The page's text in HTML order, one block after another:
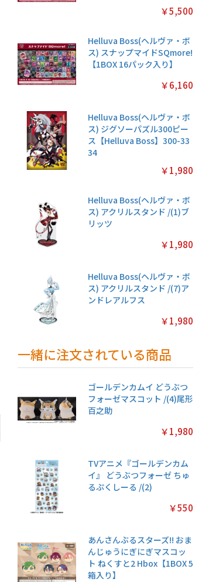
アニメ『僕のヒー
ローアカデミア』
ちみけもますこっ
￥2,200
名探偵プリキュア!
プリキラシールコ
￥2,200
ちいか
クショ
￥5,500
Helluva Boss(ヘルヴァ・ボ
ス) スナップマイドSQmore!
【1BOX 16パック入り】
￥6,160
Helluva Boss(ヘルヴァ・ボ
ス) ジグソーパズル300ピー
ス【Helluva Boss】300-33
34
￥1,980
Helluva Boss(ヘルヴァ・ボ
ス) アクリルスタンド /(1)ブ
リッツ
￥1,980
Helluva Boss(ヘルヴァ・ボ
ス) アクリルスタンド /(7)ア
ンドレアルフス
￥1,980
一緒に注文されている商品
ゴールデンカムイ どうぶつ
フォーゼマスコット /(4)尾形
百之助
￥1,980
TVアニメ『ゴールデンカム
イ』 どうぶつフォーゼ ちゅ
るぷくしーる /(2)
￥550
あんさんぶるスターズ!! おま
んじゅうにぎにぎマスコッ
ト ねくすと2 Hbox【1BOX 5
箱入り】